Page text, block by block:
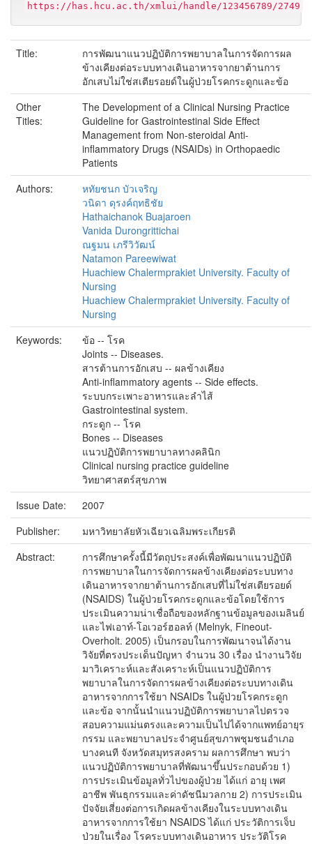
https://has.hcu.ac.th/xmlui/handle/123456789/2749
Title:
การพัฒนาแนวปฏิบัติการพยาบาลในการจัดการผล
ข้างเคียงต่อระบบทางเดินอาหารจากยาต้านการ
อักเสบไม่ใช่สเตียรอยด์ในผู้ป่วยโรคกระดูกและข้อ
Other
Titles:
The Development of a Clinical Nursing Practice
Guideline for Gastrointestinal Side Effect
Management from Non-steroidal Anti-
inflammatory Drugs (NSAIDs) in Orthopaedic
Patients
Authors:
หทัยชนก บัวเจริญ
วนิดา ดุรงค์ฤทธิชัย
Hathaichanok Buajaroen
Vanida Durongrittichai
ณฐมน เภรีวิวัฒน์
Natamon Pareewiwat
Huachiew Chalermprakiet University. Faculty of
Nursing
Huachiew Chalermprakiet University. Faculty of
Nursing
Keywords:
ข้อ -- โรค
Joints -- Diseases.
สารต้านการอักเสบ -- ผลข้างเคียง
Anti-inflammatory agents -- Side effects.
ระบบกระเพาะอาหารและลำไส้
Gastrointestinal system.
กระดูก -- โรค
Bones -- Diseases
แนวปฏิบัติการพยาบาลทางคลินิก
Clinical nursing practice guideline
วิทยาศาสตร์สุขภาพ
Issue Date:
2007
Publisher:
มหาวิทยาลัยหัวเฉียวเฉลิมพระเกียรติ
Abstract:
การศึกษาครั้งนี้มีวัตถุประสงค์เพื่อพัฒนาแนวปฏิบัติ
การพยาบาลในการจัดการผลข้างเคียงต่อระบบทาง
เดินอาหารจากยาต้านการอักเสบที่ไม่ใช่สเตียรอยด์
(NSAIDS) ในผู้ป่วยโรคกระดูกและข้อโดยใช้การ
ประเมินความน่าเชื่อถือของหลักฐานข้อมูลของเมลินย์
และไฟเอาท์-โอเวอร์ฮอลท์ (Melnyk, Fineout-
Overholt. 2005) เป็นกรอบในการพัฒนาจนได้งาน
วิจัยที่ตรงประเด็นปัญหา จำนวน 30 เรื่อง นำงานวิจัย
มาวิเคราะห์และสังเคราะห์เป็นแนวปฏิบัติการ
พยาบาลในการจัดการผลข้างเคียงต่อระบบทางเดิน
อาหารจากการใช้ยา NSAIDs ในผู้ป่วยโรคกระดูก
และข้อ จากนั้นนำแนวปฏิบัติการพยาบาลไปตรวจ
สอบความแม่นตรงและความเป็นไปได้จากแพทย์อายุร
กรรม และพยาบาลประจำศูนย์สุขภาพชุมชนอำเภอ
บางคนที จังหวัดสมุทรสงคราม ผลการศึกษา พบว่า
แนวปฏิบัติการพยาบาลที่พัฒนาขึ้นประกอบด้วย 1)
การประเมินข้อมูลทั่วไปของผู้ป่วย ได้แก่ อายุ เพศ
อาชีพ พันธุกรรมและค่าดัชนีมวลกาย 2) การประเมิน
ปัจจัยเสี่ยงต่อการเกิดผลข้างเคียงในระบบทางเดิน
อาหารจากการใช้ยา NSAIDS ได้แก่ ประวัติการเจ็บ
ป่วยในเรื่อง โรคระบบทางเดินอาหาร ประวัติโรค